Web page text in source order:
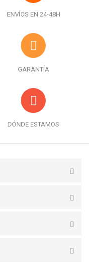
ENVÍOS EN 24-48H
GARANTÍA
DÓNDE ESTAMOS